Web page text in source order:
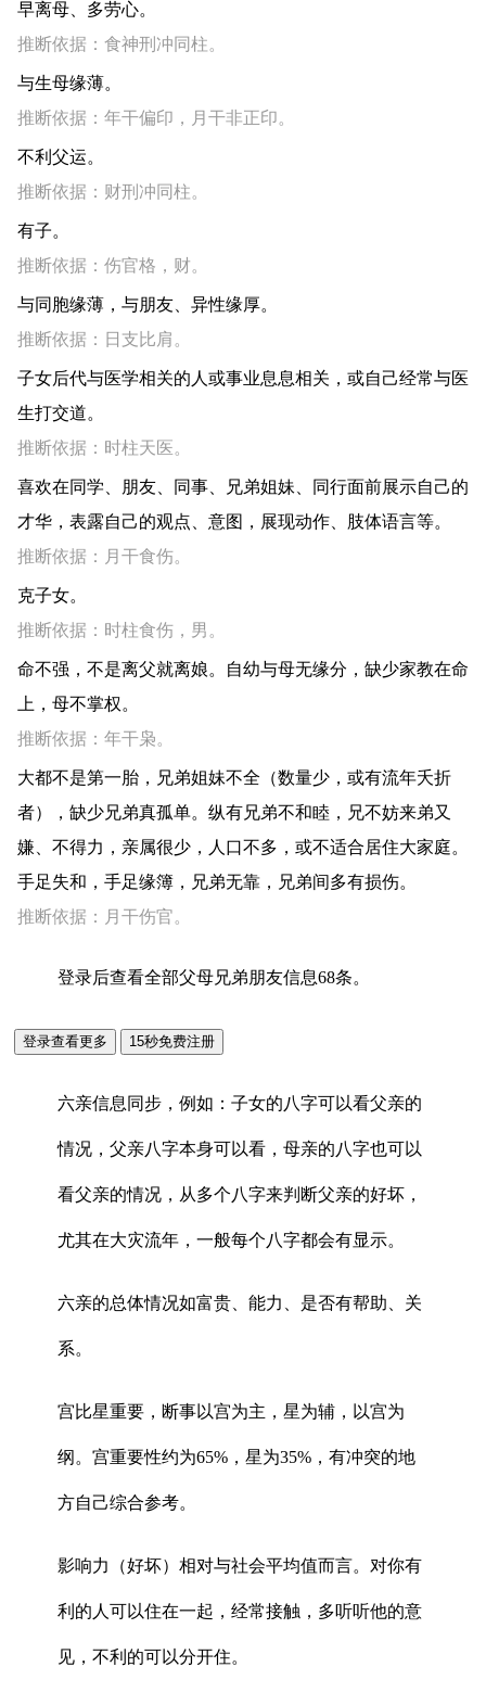
早离母、多劳心。
推断依据：食神刑冲同柱。
与生母缘薄。
推断依据：年干偏印，月干非正印。
不利父运。
推断依据：财刑冲同柱。
有子。
推断依据：伤官格，财。
与同胞缘薄，与朋友、异性缘厚。
推断依据：日支比肩。
子女后代与医学相关的人或事业息息相关，或自己经常与医
生打交道。
推断依据：时柱天医。
喜欢在同学、朋友、同事、兄弟姐妹、同行面前展示自己的
才华，表露自己的观点、意图，展现动作、肢体语言等。
推断依据：月干食伤。
克子女。
推断依据：时柱食伤，男。
命不强，不是离父就离娘。自幼与母无缘分，缺少家教在命
上，母不掌权。
推断依据：年干枭。
大都不是第一胎，兄弟姐妹不全（数量少，或有流年夭折
者），缺少兄弟真孤单。纵有兄弟不和睦，兄不妨来弟又
嫌、不得力，亲属很少，人口不多，或不适合居住大家庭。
手足失和，手足缘簿，兄弟无靠，兄弟间多有损伤。
推断依据：月干伤官。
登录后查看全部父母兄弟朋友信息68条。
六亲信息同步，例如：子女的八字可以看父亲的
情况，父亲八字本身可以看，母亲的八字也可以
看父亲的情况，从多个八字来判断父亲的好坏，
尤其在大灾流年，一般每个八字都会有显示。
六亲的总体情况如富贵、能力、是否有帮助、关
系。
宫比星重要，断事以宫为主，星为辅，以宫为
纲。宫重要性约为65%，星为35%，有冲突的地
方自己综合参考。
影响力（好坏）相对与社会平均值而言。对你有
利的人可以住在一起，经常接触，多听听他的意
见，不利的可以分开住。